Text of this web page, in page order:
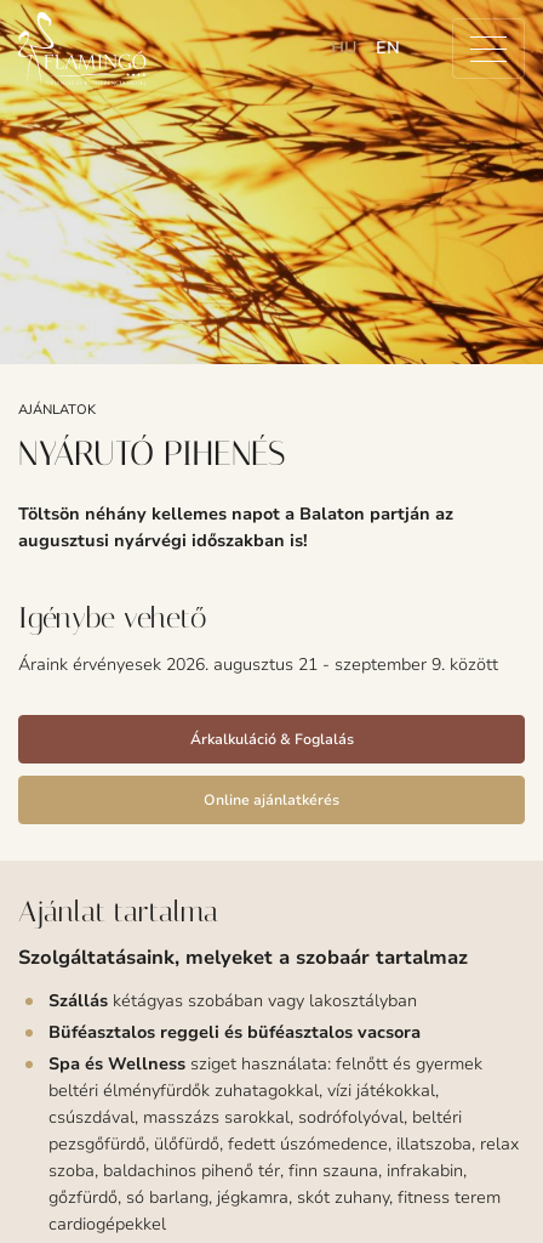
HU EN
AJÁNLATOK
NYÁRUTÓ PIHENÉS
Töltsön néhány kellemes napot a Balaton partján az
augusztusi nyárvégi időszakban is!
Igénybe vehető
Áraink érvényesek 2026. augusztus 21 - szeptember 9. között
Árkalkuláció & Foglalás
Online ajánlatkérés
Ajánlat tartalma
Szolgáltatásaink, melyeket a szobaár tartalmaz
Szállás kétágyas szobában vagy lakosztályban
Büféasztalos reggeli és büféasztalos vacsora
Spa és Wellness sziget használata: felnőtt és gyermek
beltéri élményfürdők zuhatagokkal, vízi játékokkal,
csúszdával, masszázs sarokkal, sodrófolyóval, beltéri
pezsgőfürdő, ülőfürdő, fedett úszómedence, illatszoba, relax
szoba, baldachinos pihenő tér, finn szauna, infrakabin,
gőzfürdő, só barlang, jégkamra, skót zuhany, fitness terem
cardiogépekkel